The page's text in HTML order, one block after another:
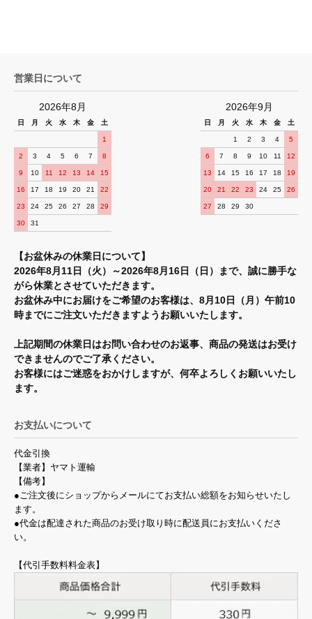
営業日について
2026年8月
日 月 火 水 木 金 土
1
2 3 4 5 6 7 8
9 10 11 12 13 14 15
16 17 18 19 20 21 22
23 24 25 26 27 28 29
30 31
2026年9月
日 月 火 水 木 金 土
1 2 3 4 5
6 7 8 9 10 11 12
13 14 15 16 17 18 19
20 21 22 23 24 25 26
27 28 29 30
【お盆休みの休業日について】
2026年8月11日（火）～2026年8月16日（日）まで、誠に勝手な
がら休業とさせていただきます。
お盆休み中にお届けをご希望のお客様は、8月10日（月）午前10
時までにご注文いただきますようお願いいたします。
上記期間の休業日はお問い合わせのお返事、商品の発送はお受け
できませんのでご了承ください。
お客様にはご迷惑をおかけしますが、何卒よろしくお願いいたし
ます。
お支払いについて
代金引換
【業者】ヤマト運輸
【備考】
●ご注文後にショップからメールにてお支払い総額をお知らせいたし
ます。
●代金は配達された商品のお受け取り時に配送員にお支払いくださ
い。
【代引手数料料金表】